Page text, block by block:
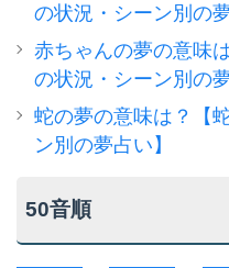
の状況・シーン別の夢
赤ちゃんの夢の意味
の状況・シーン別の夢
蛇の夢の意味は？【
ン別の夢占い】
50音順